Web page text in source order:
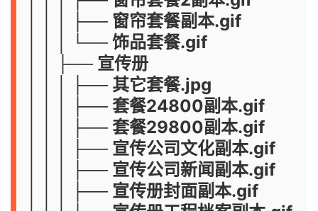
│ │ │ ├── 窗帘套餐副本.gif
│ │ │ └── 饰品套餐.gif
│ │ ├── 宣传册
│ │ │ ├── 其它套餐.jpg
│ │ │ ├── 套餐24800副本.gif
│ │ │ ├── 套餐29800副本.gif
│ │ │ ├── 宣传公司文化副本.gif
│ │ │ ├── 宣传公司新闻副本.gif
│ │ │ ├── 宣传册封面副本.gif